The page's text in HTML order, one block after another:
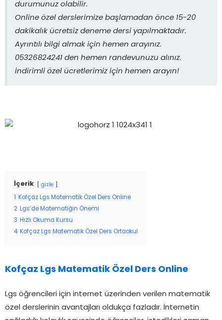
durumunuz olabilir.
Online özel derslerimize başlamadan önce 15-20
dakikalık ücretsiz deneme dersi yapılmaktadır.
Ayrıntılı bilgi almak için hemen arayınız.
05326824241 den hemen randevunuzu alınız.
İndirimli özel ücretlerimiz için hemen arayın!
İçerik gizle
Kofçaz Lgs Matematik Özel Ders Online
2 Lgs’de Matematiğin Önemi
3
Hızlı Okuma Kursu
4 Kofçaz Lgs Matematik Özel Ders Ortaokul
Kofçaz Lgs Matematik Özel Ders Online
Lgs öğrencileri için internet üzerinden verilen matematik
özel derslerinin avantajları oldukça fazladır. İnternetin